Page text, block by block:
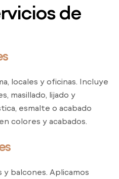
de
locales y oficinas. Incluye
masillado, lijado y
esmalte o acabado
colores y acabados.
y balcones. Aplicamos